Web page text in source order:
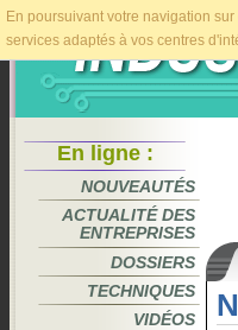
En poursuivant votre navigation
services adaptés à vos centres
En ligne :
NOUVEAUTÉS
ACTUALITÉ DES
ENTREPRISES
DOSSIERS
TECHNIQUES
VIDÉOS